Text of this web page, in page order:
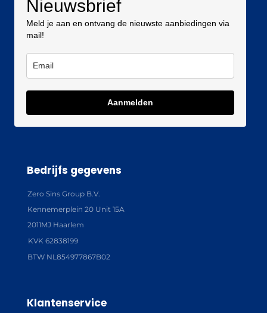
Nieuwsbrief
Meld je aan en ontvang de nieuwste aanbiedingen via
mail!
Aanmelden
Bedrijfs gegevens
Zero Sins Group B.V.
Kennemerplein 20 Unit 15A
2011MJ Haarlem
KVK 62838199
BTW NL854977867B02
Klantenservice